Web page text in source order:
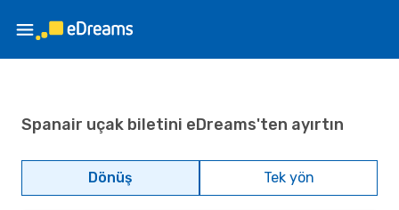
Spanair uçak biletini eDreams'ten ayırtın
Dönüş Tek yön